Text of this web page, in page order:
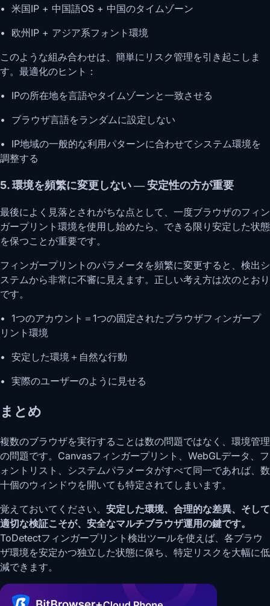
• 米国IP + 中国語OS + 中国のタイムゾーン
• 欧州IP + アジア系フォント環境
このような組み合わせは、簡単にリスク管理を引き起こしま
す。最適化のヒント：
• IPの所在地を言語やタイムゾーンと一致させる
• ブラウザ言語をランダムに設定しない
• IP地域の一般的な利用パターンに合わせてシステム環境を
調整する
5. 環境を頻繁に変更しない ― 安定性の方が重要
最後によく見落とされがちな点として、一度ブラウザのフィン
ガープリント環境を使用し始めたら、できる限り安定した状態
を保つことが重要です。
フィンガープリントのパラメータを頻繁に変更すると、検出シ
ステムから非常に不審に見えます。正しい考え方は次のとおり
です。
• 1つのアカウント＝1つの固定されたブラウザフィンガープ
リント環境
• 安定した環境＋自然な行動
• 実際のユーザーのように見せる
まとめ
複数のブラウザを実行することは数の問題ではなく、環境管理
の問題です。Canvasフィンガープリント、WebGLデータ、フ
ォントリスト、システムパラメータがすべて同一であれば、数
十個のウィンドウを開いても特定されてしまいます。
覚えておいてください。 安定した環境、合理的な差異、そして
適切な検証こそが、安全なマルチブラウザ運用の鍵です。
ToDetectフィンガープリント検出ツールを使えば、各ブラウ
ザ環境を安定かつ独立した状態に保ち、特定リスクを大幅に低
減できます。